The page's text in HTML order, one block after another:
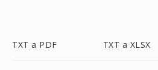
TXT a PDF TXT a XLSX